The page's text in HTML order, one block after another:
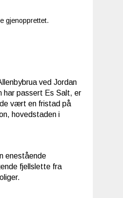
gjenopprettet.
ved Jordan
har passert Es Salt, er
vært en fristad på
hovedstaden i
enestående
fjellslette fra